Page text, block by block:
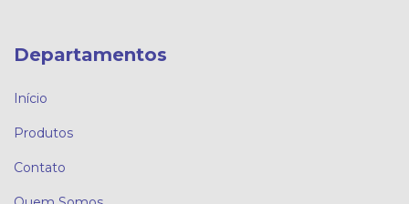
Departamentos
Início
Produtos
Contato